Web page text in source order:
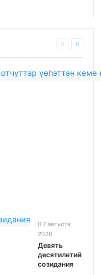
7 августа
2026
Девять
десятилетий
созидания